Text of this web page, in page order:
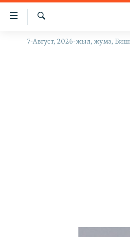
Линктер
Мазмунга
Навигацияга
ЖАҢЫЛЫКТАР
Издөө
7-Август, 2026-жыл, жума,